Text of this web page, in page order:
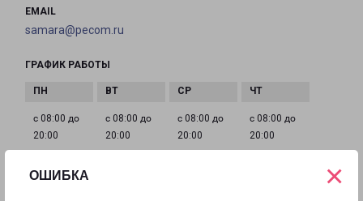
ОШИБКА ×
EMAIL
samara@pecom.ru
ГРАФИК РАБОТЫ
с 08:00 до
20:00
с 08:00 до
20:00
с 08:00 до
20:00
с 08:00 до
20:00